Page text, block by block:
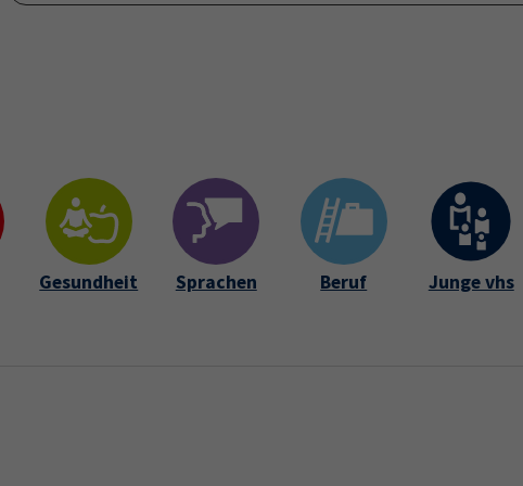
Gesundheit Sprachen Beruf Junge vhs